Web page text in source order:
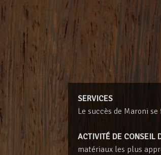
SERVICES
Le succès de Maroni
ACTIVITÉ DE CONSEIL
matériaux les plus